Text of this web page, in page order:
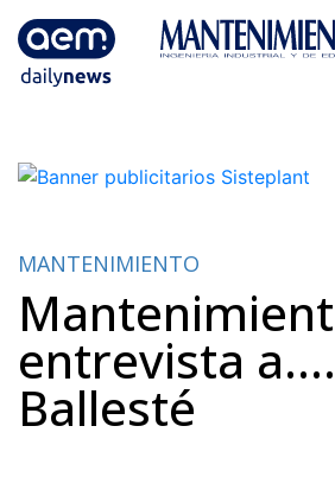
MANTENIMIENTO
entrevista
Ballesté